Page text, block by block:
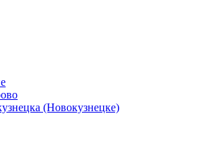
(Новокузнецке)